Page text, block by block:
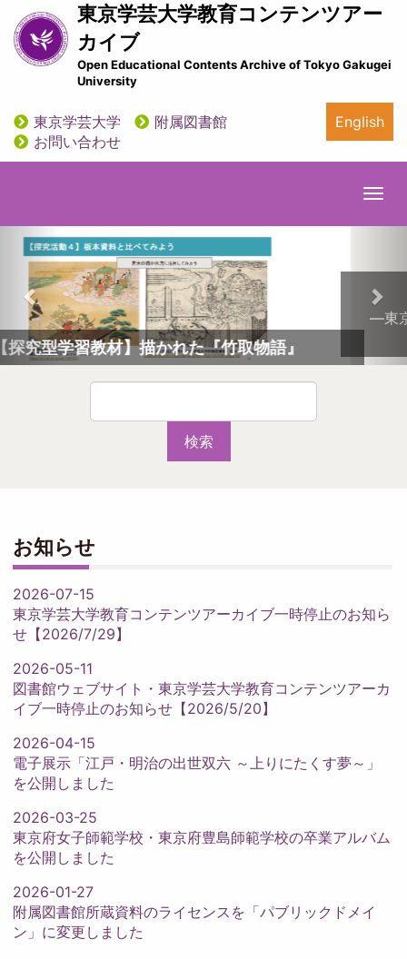
イ
ン
ン
ツ
東京学芸大学教育コンテンツアー
カイブ
Open Educational Contents Archive of Tokyo Gakugei
University
utility
東京学芸大学
附属図書館
お問い合わせ
English
出会い、学ぶ『源氏物語』
―東京学芸大学附属図書館教育コレクションから紐解く―
前
へ
検索
お知らせ
2026-07-15
東京学芸大学教育コンテンツアーカイブ一時停止のお知ら
せ【2026/7/29】
2026-05-11
図書館ウェブサイト・東京学芸大学教育コンテンツアーカ
イブ一時停止のお知らせ【2026/5/20】
2026-04-15
電子展示「江戸・明治の出世双六 ～上りにたくす夢～」
を公開しました
2026-03-25
東京府女子師範学校・東京府豊島師範学校の卒業アルバム
を公開しました
2026-01-27
附属図書館所蔵資料のライセンスを「パブリックドメイ
ン」に変更しました